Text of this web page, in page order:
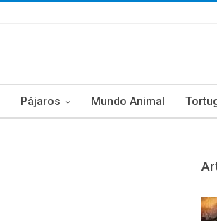
Pájaros Mundo Animal